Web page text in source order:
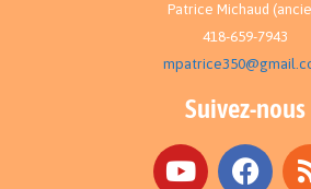
Patrice Michaud
418-659-7943
Suivez-nous